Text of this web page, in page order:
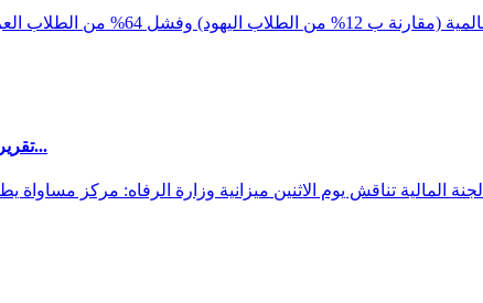
تقرير مركز مساواة عن ميزانية الدولة لسنة 2016 - وزارة...
لجنة المالية تناقش يوم الاثنين ميزانية وزارة الرفاه: مركز